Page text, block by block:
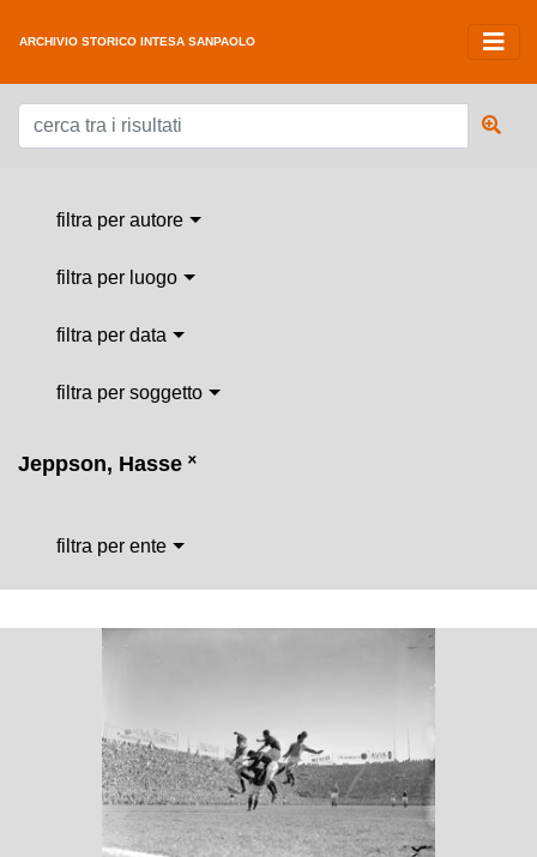
ARCHIVIO STORICO INTESA SANPAOLO
filtra per autore
filtra per luogo
filtra per data
filtra per soggetto
Jeppson, Hasse ˟
filtra per ente